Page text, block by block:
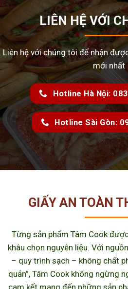
LIÊN HỆ VỚI
Liên hệ với chúng tôi để nhận
mới nhất
Hotline Hà Nội:
Hotline Sài Gòn:
GIẤY AN TOÀN
Từng sản phẩm Tâm Cook
khâu chọn nguyên liệu. Với
– quy trình sạch – không chất
quản”, Tâm Cook không ngừng
cam kết mang đến những sản